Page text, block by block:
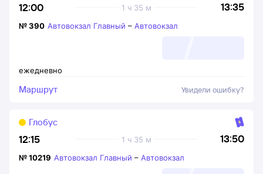
12:00 13:35
1 ч 35 м
ежедневно
№390 Автовокзал Главный – Автовокзал
Маршрут Увидели ошибку?
12:15 13:50
1 ч 35 м
Глобус
№10219 Автовокзал Главный – Автовокзал